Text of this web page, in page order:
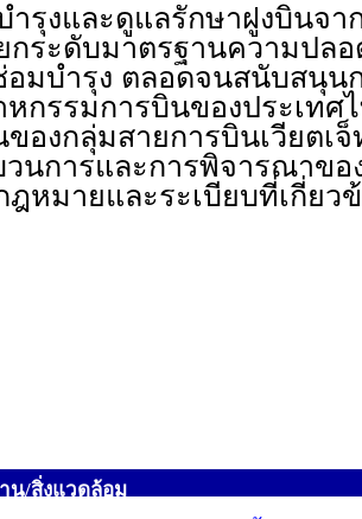
ำรุงและดูแลรักษาฝูงบินจา
กระดับมาตรฐานความปล
อมบำรุง ตลอดจนสนับสนุน
หกรรมการบินของประเทศ
ของกลุ่มสายการบินเวียตเ
วนการและการพิจารณาขอ
ฎหมายและระเบียบที่เกี่ยว
น/สิ่งแวดล้อม